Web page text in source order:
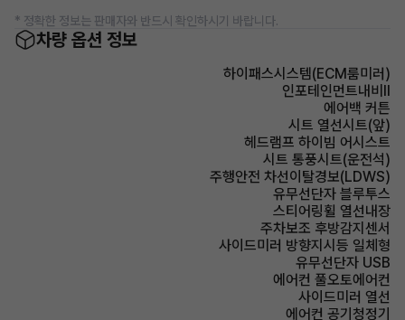
* 정확한 정보는 판매자와 반드시 확인하시기 바랍니다.
차량 옵션 정보
하이패스시스템(ECM룸미러)
인포테인먼트내비Ⅱ
에어백 커튼
시트 열선시트(앞)
헤드램프 하이빔 어시스트
시트 통풍시트(운전석)
주행안전 차선이탈경보(LDWS)
유무선단자 블루투스
스티어링휠 열선내장
주차보조 후방감지센서
사이드미러 방향지시등 일체형
유무선단자 USB
에어컨 풀오토에어컨
사이드미러 열선
에어컨 공기청정기